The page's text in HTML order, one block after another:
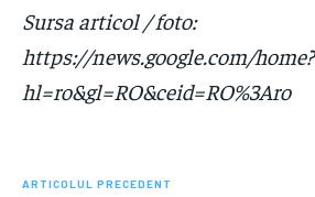
Sursa articol / foto:
https://news.google.com/home?
hl=ro&gl=RO&ceid=RO%3Aro
ARTICOLUL PRECEDENT